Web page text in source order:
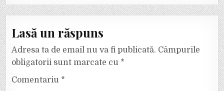
Lasă un răspuns
Adresa ta de email nu va fi publicată. Câmpurile
obligatorii sunt marcate cu *
Comentariu *